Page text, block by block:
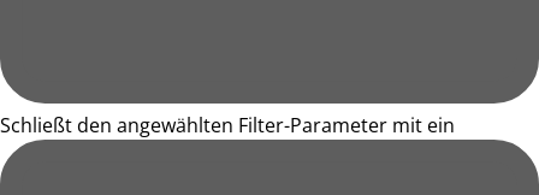
Schließt den angewählten Filter-Parameter mit ein